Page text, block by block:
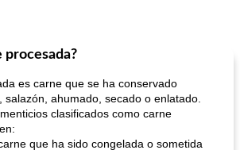
procesada?
es carne que se ha conservado
salazón, ahumado, secado o enlatado.
clasificados como carne
que ha sido congelada o sometida